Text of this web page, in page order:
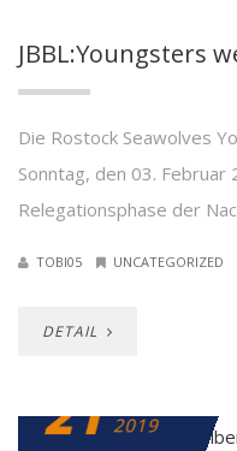
JBBL:Youngsters
Die Rostock Seawolves
Sonntag, den 03. Februar
Relegationsphase der
TOBI05 UNCATEGORIZED
DETAIL
21 2019